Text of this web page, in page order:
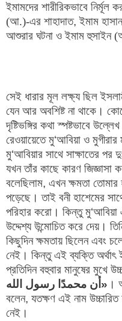
ইমামদের শারীরিকভাবে
(আ.)-এর শাহাদাত, ইমাম
আশুরার ঘটনা ও ইমাম হুসাইন
সেই ধারার মূল লক্ষ্য ছিল
যেন আর অবশিষ্ট না থাকে।
দৃষ্টিভঙ্গির কথা স্পষ্টভাবে
রেওয়ায়েতে মু‘আবিয়া ও
মু‘আবিয়ার সাথে সাক্ষাতের পর
যখন তাঁর কাছে কারণ জিজ্ঞাসা
বলেছিলাম, এখন ক্ষমতা তোমার
পড়েছে। তাই বনী হাশেমের
পরিহার করো। কিন্তু মু‘আবিয়া
উদ্দেশ্য উন্মোচিত করে দেয়।
কিছুদিন ক্ষমতায় ছিলেন এবং
নেই। কিন্তু এই ব্যক্তি অর্থাৎ
প্রতিদিন বহুবার মানুষের মুখে
أن محمدًا رسول الله » ।
বলেন, যতক্ষণ এই নাম উচ্চারিত
নেই।